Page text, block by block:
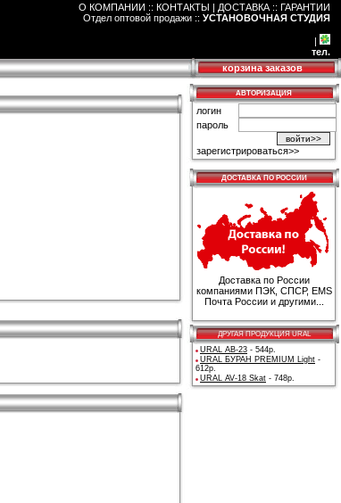
О КОМПАНИИ :: КОНТАКТЫ | ДОСТАВКА :: ГАРАНТИИ
Отдел оптовой продажи :: УСТАНОВОЧНАЯ СТУДИЯ
|
тел.
корзина заказов
АВТОРИЗАЦИЯ
логин
пароль
зарегистрироваться>>
ДОСТАВКА ПО РОССИИ
Доставка по России
компаниями ПЭК, СПСР, EMS
Почта России и другими...
ДРУГАЯ ПРОДУКЦИЯ URAL
URAL AB-23 - 544р.
URAL БУРАН PREMIUM Light -
612р.
URAL AV-18 Skat - 748р.